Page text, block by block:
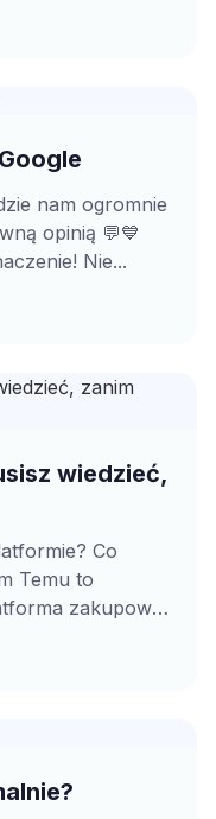
nam ogromnie
opinią 💬💙
Nie...
wiedzieć,
Co
Temu to
zakupowa,